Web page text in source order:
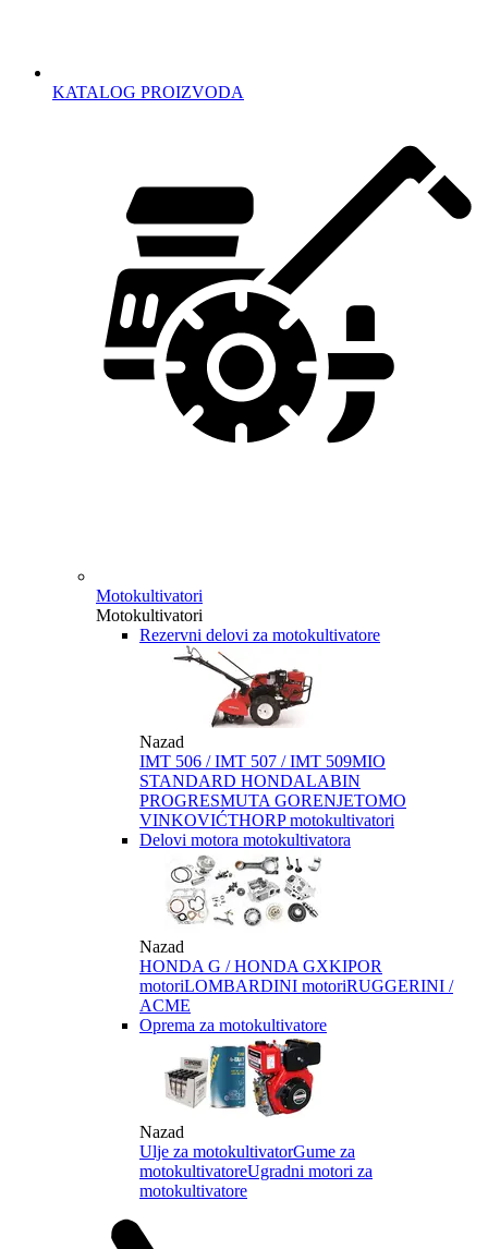
KATALOG PROIZVODA
Motokultivatori
Motokultivatori
Rezervni delovi za motokultivatore
Nazad
IMT 506 / IMT 507 / IMT 509MIO
STANDARD HONDALABIN
PROGRESMUTA GORENJETOMO
VINKOVIĆTHORP motokultivatori
Delovi motora motokultivatora
Nazad
HONDA G / HONDA GXKIPOR
motoriLOMBARDINI motoriRUGGERINI /
ACME
Oprema za motokultivatore
Nazad
Ulje za motokultivatorGume za
motokultivatoreUgradni motori za
motokultivatore